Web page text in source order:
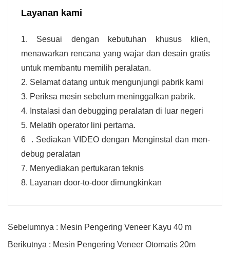
Layanan kami
1. Sesuai dengan kebutuhan khusus klien,
menawarkan rencana yang wajar dan desain gratis
untuk membantu memilih peralatan.
2. Selamat datang untuk mengunjungi pabrik kami
3. Periksa mesin sebelum meninggalkan pabrik.
4. Instalasi dan debugging peralatan di luar negeri
5. Melatih operator lini pertama.
6 . Sediakan VIDEO dengan Menginstal dan men-
debug peralatan
7. Menyediakan pertukaran teknis
8. Layanan door-to-door dimungkinkan
Sebelumnya : Mesin Pengering Veneer Kayu 40 m
Berikutnya : Mesin Pengering Veneer Otomatis 20m